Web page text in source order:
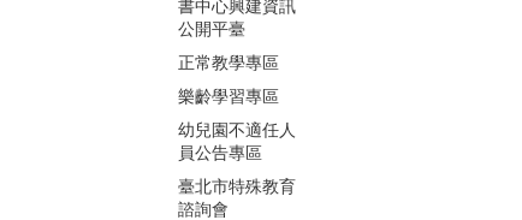
書中心興建資訊
公開平臺
正常教學專區
樂齡學習專區
幼兒園不適任人
員公告專區
臺北市特殊教育
諮詢會